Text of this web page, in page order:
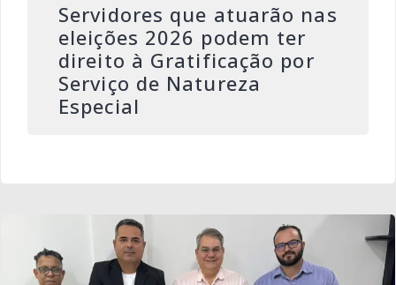
Servidores que atuarão nas
eleições 2026 podem ter
direito à Gratificação por
Serviço de Natureza
Especial